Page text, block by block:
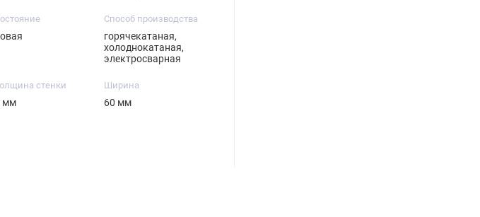
Способ производства
горячекатаная,
холоднокатаная,
электросварная
стенки
мм
Ширина
60 мм